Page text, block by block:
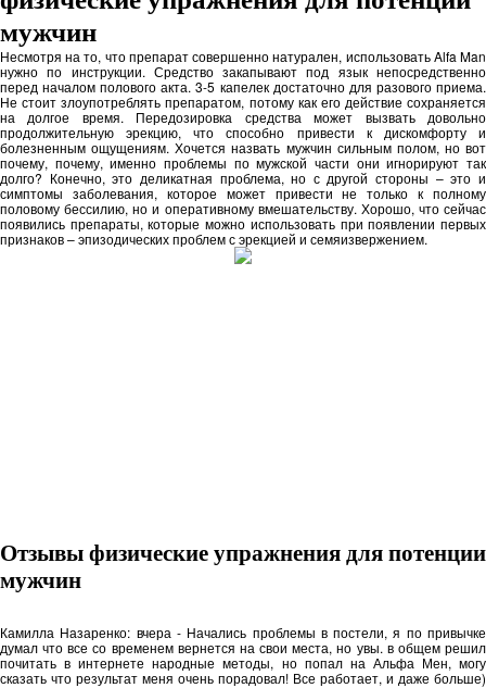
мужчин
Несмотря на то, что препарат совершенно натурален, использовать Alfa Man
нужно по инструкции. Средство закапывают под язык непосредственно
перед началом полового акта. 3-5 капелек достаточно для разового приема.
Не стоит злоупотреблять препаратом, потому как его действие сохраняется
на долгое время. Передозировка средства может вызвать довольно
продолжительную эрекцию, что способно привести к дискомфорту и
болезненным ощущениям. Хочется назвать мужчин сильным полом, но вот
почему, почему, именно проблемы по мужской части они игнорируют так
долго? Конечно, это деликатная проблема, но с другой стороны – это и
симптомы заболевания, которое может привести не только к полному
половому бессилию, но и оперативному вмешательству. Хорошо, что сейчас
появились препараты, которые можно использовать при появлении первых
признаков – эпизодических проблем с эрекцией и семяизвержением.
Отзывы физические упражнения для потенции
мужчин
Камилла Назаренко: вчера - Начались проблемы в постели, я по привычке
думал что все со временем вернется на свои места, но увы. в общем решил
почитать в интернете народные методы, но попал на Альфа Мен, могу
сказать что результат меня очень порадовал! Все работает, и даже больше)